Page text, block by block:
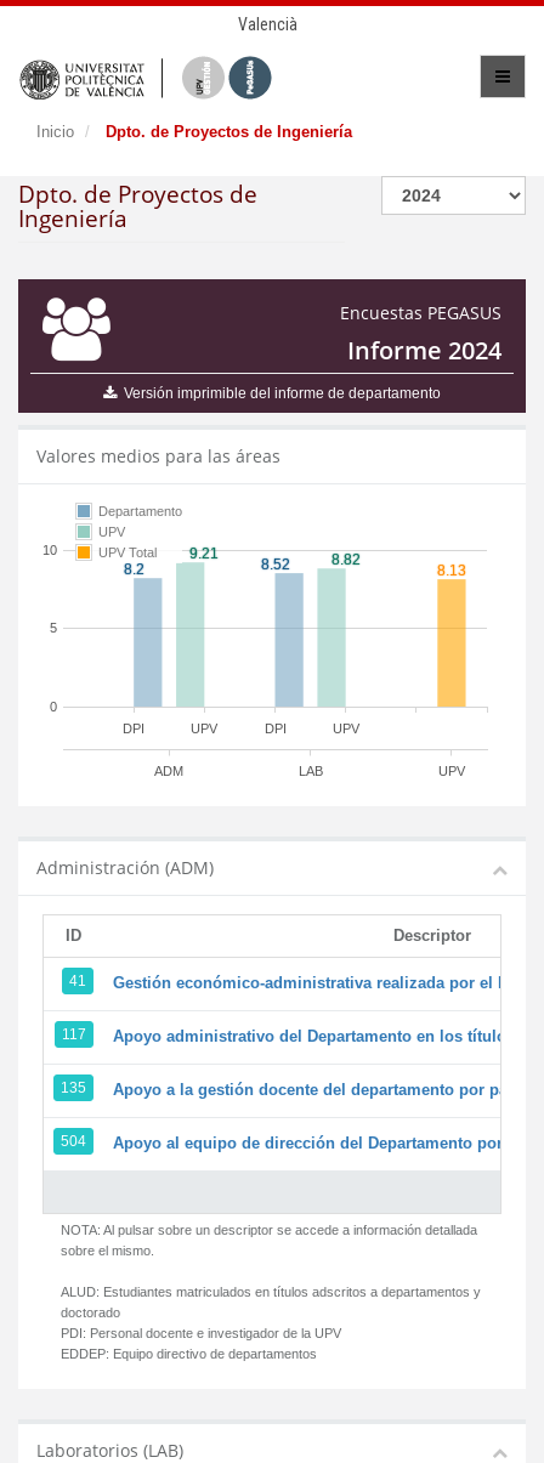
Valencià
Inicio Dpto. de Proyectos de Ingeniería
Dpto. de Proyectos de
Ingeniería
Encuestas PEGASUS
Informe 2024
Versión imprimible del informe de departamento
Valores medios para las áreas
DPI DPI
UPV UPV
ADM LAB UPV
0
5
10
Departamento
UPV
UPV Total
Administración (ADM)
ID Descriptor
41 Gestión económico-administrativa realizada por el
117 Apoyo administrativo del Departamento en los títulos de
135 Apoyo a la gestión docente del departamento por parte
504 Apoyo al equipo de dirección del Departamento por
NOTA: Al pulsar sobre un descriptor se accede a información detallada
sobre el mismo.
ALUD: Estudiantes matriculados en títulos adscritos a departamentos y
doctorado
PDI: Personal docente e investigador de la UPV
EDDEP: Equipo directivo de departamentos
Laboratorios (LAB)